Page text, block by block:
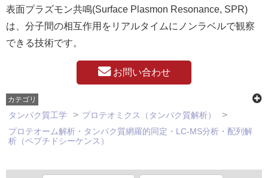
表面プラズモン共鳴(Surface Plasmon Resonance, SPR)
は、分子間の相互作用をリアルタイムにノンラベルで観察
できる技術です。
お問い合わせ
カテゴリ
タンパク質工学
プロテオミクス（タンパク質解析）
プロテオーム解析・タンパク質網羅的同定・LC-MS分析・配列解
析（ペプチドシーケンス）
製品カテゴリー一覧
メーカー別索引
ご利用ガイド